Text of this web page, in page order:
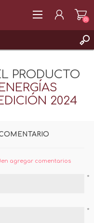
(0)
PRODUCTO
2024
agregar comentarios
*
*